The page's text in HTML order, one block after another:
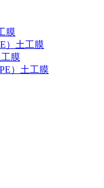
膜
）土工膜
膜
）土工膜